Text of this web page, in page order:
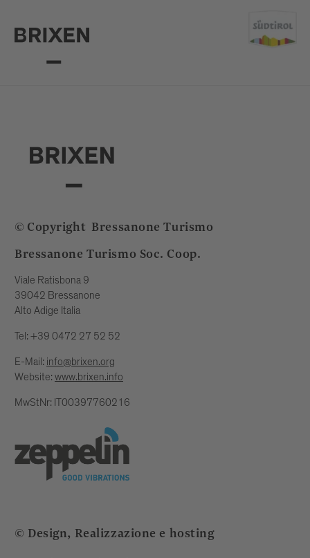
© Copyright Bressanone Turismo
Bressanone Turismo Soc. Coop.
Viale Ratisbona 9
39042 Bressanone
Alto Adige Italia
Tel: +39 0472 27 52 52
E-Mail: info@brixen.org
Website: www.brixen.info
MwStNr: IT00397760216
© Design, Realizzazione e hosting